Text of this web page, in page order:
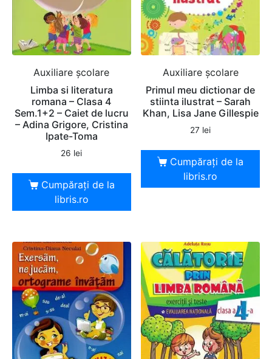
Auxiliare şcolare
Limba si literatura
romana – Clasa 4
Sem.1+2 – Caiet de lucru
– Adina Grigore, Cristina
Ipate-Toma
26 lei
Cumpărați de la
libris.ro
Auxiliare şcolare
Primul meu dictionar de
stiinta ilustrat – Sarah
Khan, Lisa Jane Gillespie
27 lei
Cumpărați de la
libris.ro